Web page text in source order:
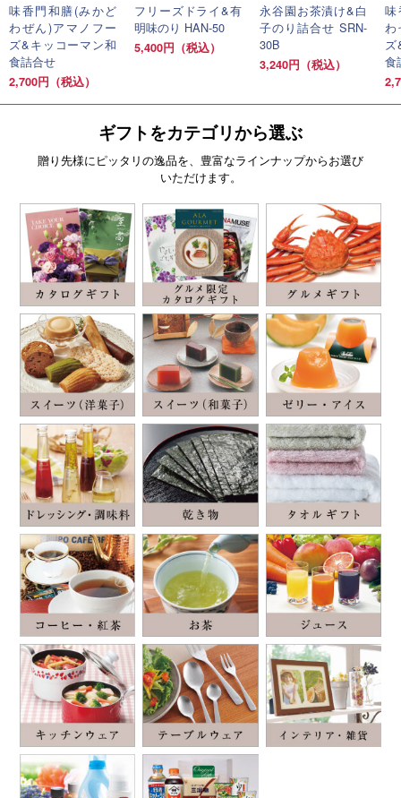
味香門和膳(みかど
わぜん)アマノフー
ズ&キッコーマン和
食詰合せ
2,700円（税込）
フリーズドライ&有
明味のり HAN-50
5,400円（税込）
永谷園お茶漬け&白
子のり詰合せ SRN-
30B
3,240円（税込）
味
わ
ズ
食
ギフトをカテゴリから選ぶ
贈り先様にピッタリの逸品を、豊富なラインナップからお選び
いただけます。